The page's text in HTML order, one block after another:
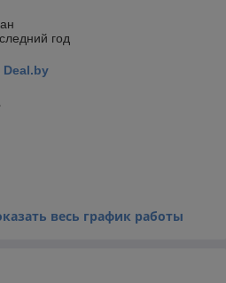
год
Deal.by
весь график работы